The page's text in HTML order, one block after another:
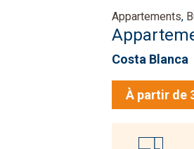
Appartements,
Costa Blanca
À partir de